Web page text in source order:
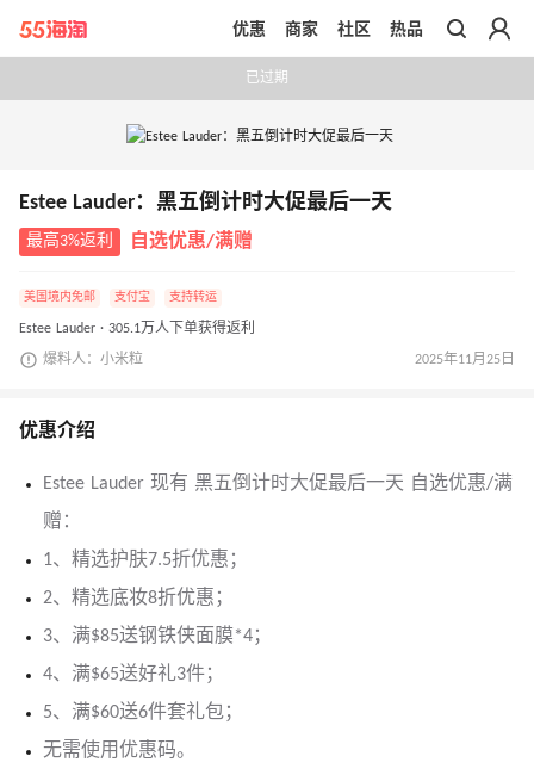
带你去官网买正品
优惠 商家 社区 热品
已过期
Estee Lauder：黑五倒计时大促最后一天
最高3%返利 自选优惠/满赠
美国境内免邮 支付宝 支持转运
Estee Lauder · 305.1万人下单获得返利
爆料人：小米粒 2025年11月25日
优惠介绍
Estee Lauder 现有 黑五倒计时大促最后一天 自选优惠/满
赠：
1、精选护肤7.5折优惠；
2、精选底妆8折优惠；
3、满$85送钢铁侠面膜*4；
4、满$65送好礼3件；
5、满$60送6件套礼包；
无需使用优惠码。